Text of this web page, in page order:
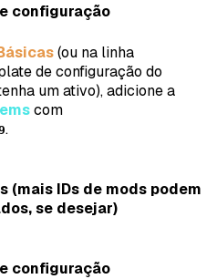
configuração
(ou na linha
de configuração do
um ativo), adicione a
com
.
(mais IDs de mods podem
se desejar)
configuração